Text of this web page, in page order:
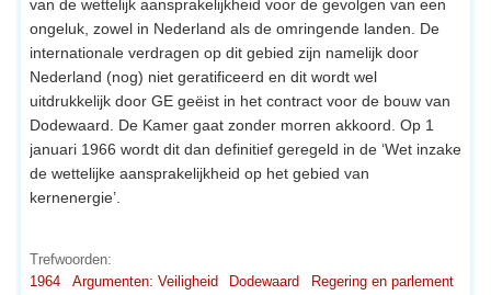
van de wettelijk aansprakelijkheid voor de gevolgen van een
ongeluk, zowel in Nederland als de omringende landen. De
internationale verdragen op dit gebied zijn namelijk door
Nederland (nog) niet geratificeerd en dit wordt wel
uitdrukkelijk door GE geëist in het contract voor de bouw van
Dodewaard. De Kamer gaat zonder morren akkoord. Op 1
januari 1966 wordt dit dan definitief geregeld in de ‘Wet inzake
de wettelijke aansprakelijkheid op het gebied van
kernenergie’.
Trefwoorden:
1964
Argumenten: Veiligheid Dodewaard Regering en parlement